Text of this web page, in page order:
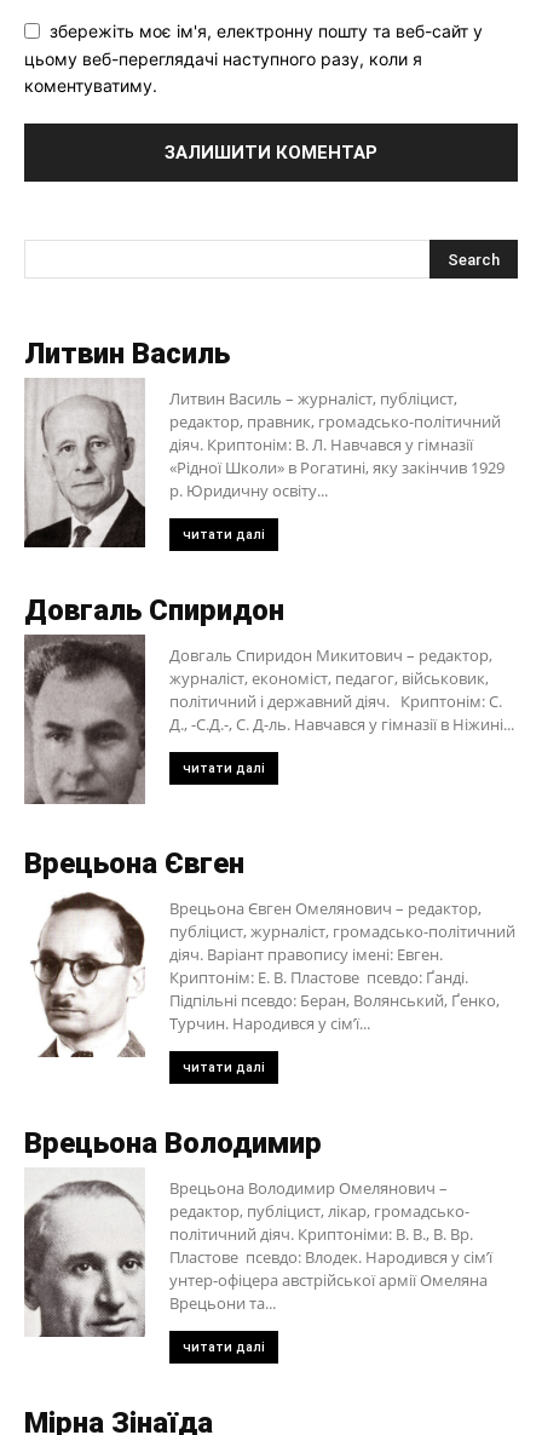
збережіть моє ім'я, електронну пошту та веб-сайт у
цьому веб-переглядачі наступного разу, коли я
коментуватиму.
Литвин Василь
Литвин Василь – журналіст, публіцист,
редактор, правник, громадсько-політичний
діяч. Криптонім: В. Л. Навчався у гімназії
«Рідної Школи» в Рогатині, яку закінчив 1929
р. Юридичну освіту...
читати далі
Довгаль Спиридон
Довгаль Спиридон Микитович – редактор,
журналіст, економіст, педагог, військовик,
політичний і державний діяч. Криптонім: С.
Д., -С.Д.-, С. Д-ль. Навчався у гімназії в Ніжині...
читати далі
Врецьона Євген
Врецьона Євген Омелянович – редактор,
публіцист, журналіст, громадсько-політичний
діяч. Варіант правопису імені: Евген.
Криптонім: Е. В. Пластове псевдо: Ґанді.
Підпільні псевдо: Беран, Волянський, Ґенко,
Турчин. Народився у сім’ї...
читати далі
Врецьона Володимир
Врецьона Володимир Омелянович –
редактор, публіцист, лікар, громадсько-
політичний діяч. Криптоніми: В. В., В. Вр.
Пластове псевдо: Влодек. Народився у сім’ї
унтер-офіцера австрійської армії Омеляна
Врецьони та...
читати далі
Мірна Зінаїда